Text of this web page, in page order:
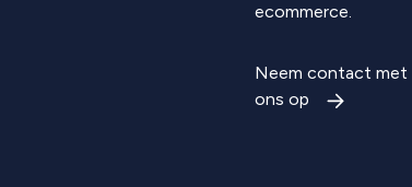
ecommerce.
Neem contact met
ons op